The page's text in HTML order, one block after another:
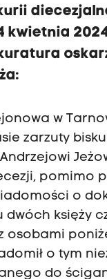
kwietnia
w
zarzuty
pomimo
o
dwóch księży
osobami
o tym
do